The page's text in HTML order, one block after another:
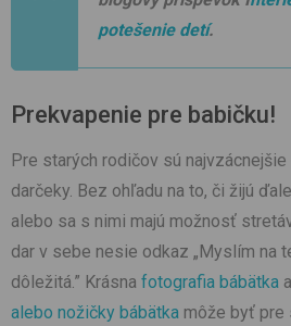
potešenie detí.
Prekvapenie pre babičku!
Pre starých rodičov sú
darčeky. Bez ohľadu na to, či žijú
alebo sa s nimi majú možnosť
dar v sebe nesie odkaz „Myslím na
dôležitá.” Krásna fotografia bábätka
alebo nožičky bábätka môže byť pre